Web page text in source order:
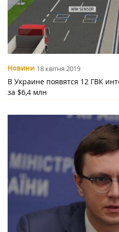
Новини 18 квітня 2019
В Украине появятся 12 ГВК
за $6,4 млн